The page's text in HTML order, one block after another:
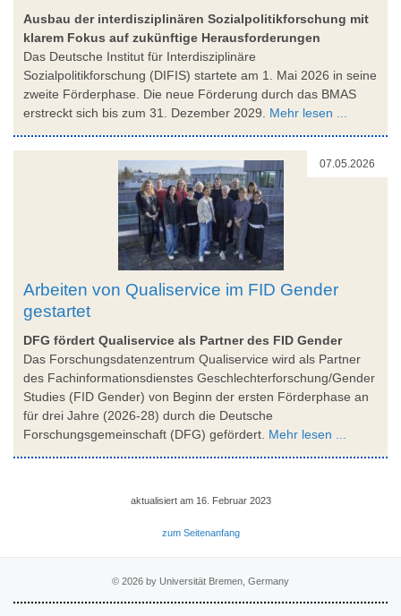
Ausbau der interdisziplinären Sozialpolitikforschung mit
klarem Fokus auf zukünftige Herausforderungen
Das Deutsche Institut für Interdisziplinäre
Sozialpolitikforschung (DIFIS) startete am 1. Mai 2026 in seine
zweite Förderphase. Die neue Förderung durch das BMAS
erstreckt sich bis zum 31. Dezember 2029. Mehr lesen ...
07.05.2026
Arbeiten von Qualiservice im FID Gender
gestartet
DFG fördert Qualiservice als Partner des FID Gender
Das Forschungsdatenzentrum Qualiservice wird als Partner
des Fachinformationsdienstes Geschlechterforschung/Gender
Studies (FID Gender) von Beginn der ersten Förderphase an
für drei Jahre (2026-28) durch die Deutsche
Forschungsgemeinschaft (DFG) gefördert. Mehr lesen ...
aktualisiert am 16. Februar 2023
zum Seitenanfang
© 2026 by Universität Bremen, Germany